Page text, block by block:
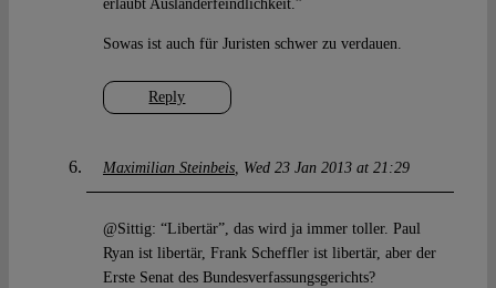
Reply
erlaubt Ausländerfeindlichkeit.”
Sowas ist auch für Juristen schwer zu verdauen.
Maximilian Steinbeis Wed 23 Jan 2013 at 21:29
@Sittig: “Libertär”, das wird ja immer toller. Paul
Ryan ist libertär, Frank Scheffler ist libertär, aber der
Erste Senat des Bundesverfassungsgerichts?